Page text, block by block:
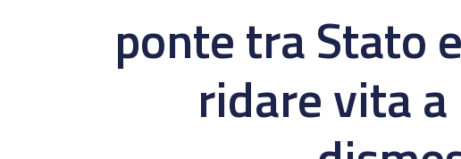
ponte tra Stato
ridare vita